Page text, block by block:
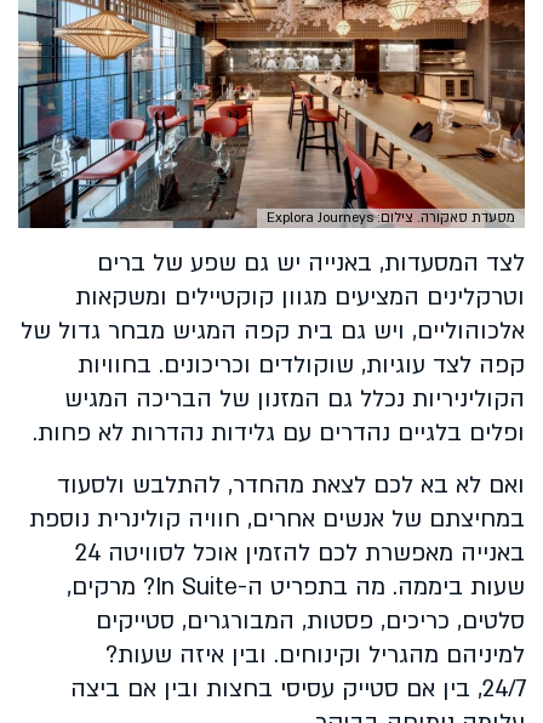
מסעדת סאקורה. צילום: Explora Journeys
לצד המסעדות, באנייה יש גם שפע של ברים
וטרקלינים המציעים מגוון קוקטיילים ומשקאות
אלכוהוליים, ויש גם בית קפה המגיש מבחר גדול של
קפה לצד עוגיות, שוקולדים וכריכונים. בחוויות
הקוליניריות נכלל גם המזנון של הבריכה המגיש
ופלים בלגיים נהדרים עם גלידות נהדרות לא פחות.
ואם לא בא לכם לצאת מהחדר, להתלבש ולסעוד
במחיצתם של אנשים אחרים, חוויה קולינרית נוספת
באנייה מאפשרת לכם להזמין אוכל לסוויטה 24
שעות ביממה. מה בתפריט ה-In Suite? מרקים,
סלטים, כריכים, פסטות, המבורגרים, סטייקים
למיניהם מהגריל וקינוחים. ובין איזה שעות?
24/7, בין אם סטייק עסיסי בחצות ובין אם ביצה